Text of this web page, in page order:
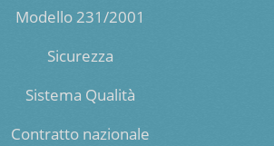
Modello 231/2001
Sicurezza
Sistema Qualità
Contratto nazionale